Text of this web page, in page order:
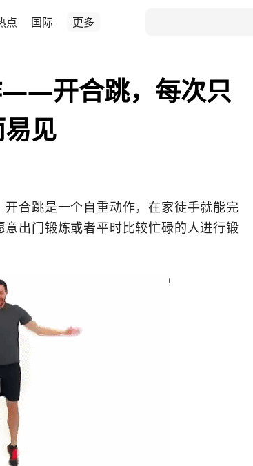
点 国际 更多
——开合跳，每次只
见
合跳是一个自重动作，在家徒手就能完
出门锻炼或者平时比较忙碌的人进行锻